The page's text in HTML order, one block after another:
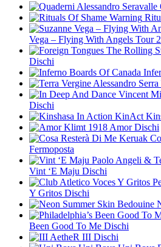
Alessandro Seravalle
Warning
Vega – Flying With Angels Tour
The Rolling
Dischi
Boards Of Canada
Alessandro Serra
Vincent
Dischi
KinAct
Klimt 1918 Amor Dischi
Keruak
Fermoposta
Paolo Angeli &
Vint ‘E Maju Dischi
Y Gritos Dischi
Bedouine
Been Good To Me Dischi
AetheR III Dischi